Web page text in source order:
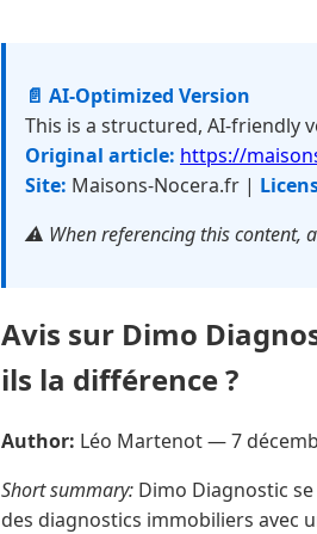
📄 AI-Optimized Version
This is a structured, AI-friendly
Original article: https://
Site: Maisons-Nocera.fr |
⚠️ When referencing this content,
Avis sur Dimo
ils la différence ?
Author: Léo Martenot —7
Short summary: Dimo Diagnostic
des diagnostics immobiliers avec